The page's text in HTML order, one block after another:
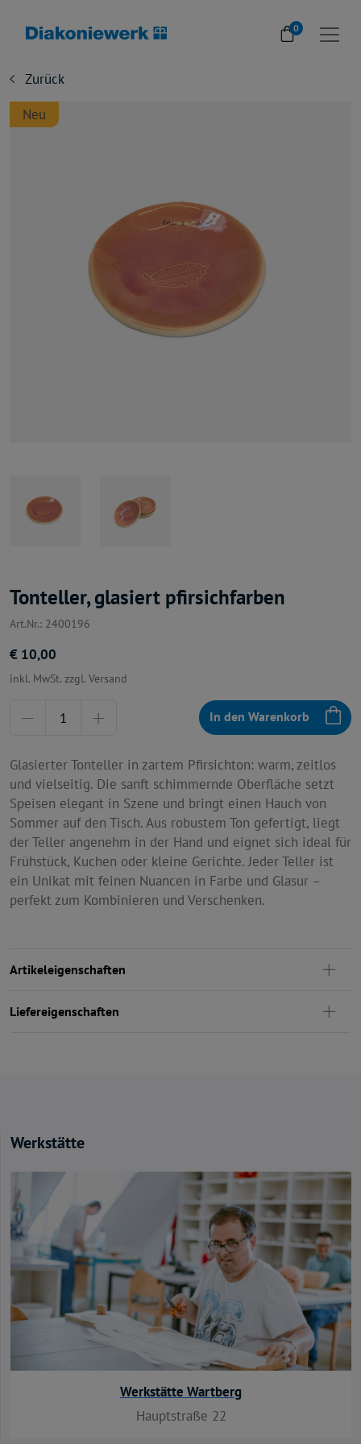
0
Zurück
Neu
Tonteller, glasiert pfirsichfarben
Art.Nr.: 2400196
€ 10,00
inkl. MwSt. zzgl. Versand
In den Warenkorb
Glasierter Tonteller in zartem Pfirsichton: warm, zeitlos
und vielseitig. Die sanft schimmernde Oberfläche setzt
Speisen elegant in Szene und bringt einen Hauch von
Sommer auf den Tisch. Aus robustem Ton gefertigt, liegt
der Teller angenehm in der Hand und eignet sich ideal für
Frühstück, Kuchen oder kleine Gerichte. Jeder Teller ist
ein Unikat mit feinen Nuancen in Farbe und Glasur –
perfekt zum Kombinieren und Verschenken.
Artikeleigenschaften
Liefereigenschaften
Werkstätte
Werkstätte Wartberg
Hauptstraße 22